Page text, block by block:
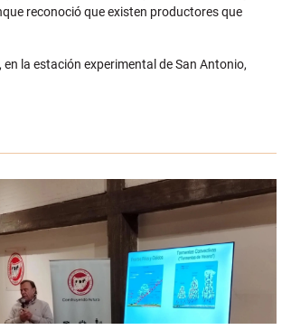
reconoció que existen productores que
la estación experimental de San Antonio,